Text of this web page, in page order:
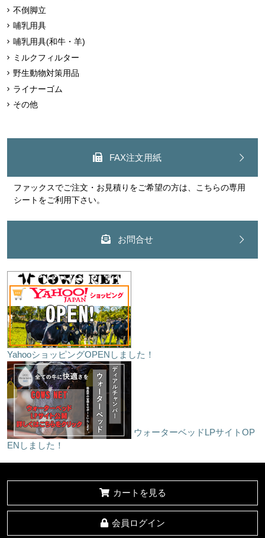
不倒脚立
哺乳用具
哺乳用具(和牛・羊)
ミルクフィルター
野生動物対策用品
ライナーゴム
その他
FAX注文用紙
ファックスでご注文・お見積りをご希望の方は、こちらの専用
シートをご利用下さい。
お問合せ
YahooショッピングOPENしました！
ウォーターベッドLPサイトOP
ENしました！
カートを見る
会員ログイン